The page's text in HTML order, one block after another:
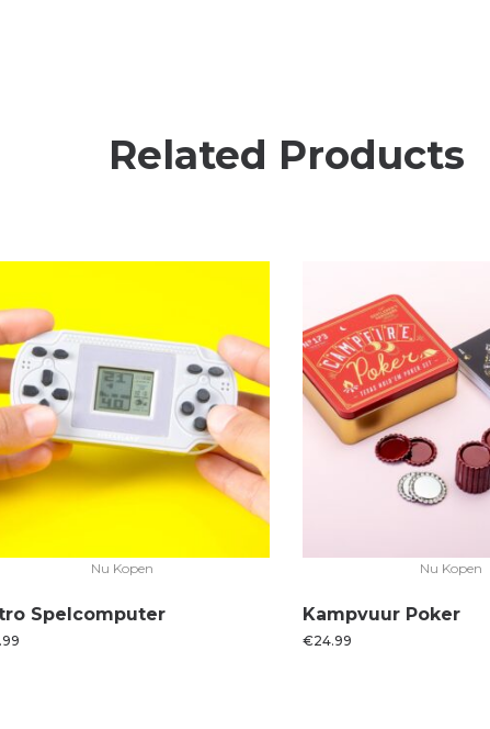
Related Products
Nu Kopen
Spelcomputer
Nu Kopen
Kampvuur Poker
€24.99